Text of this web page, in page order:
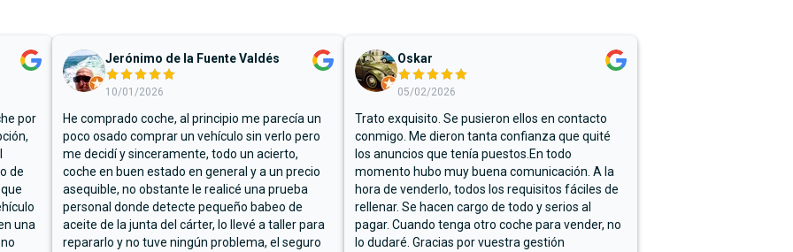
por
de
una
Jerónimo de la Fuente Valdés
10/01/2026
He comprado coche, al principio me parecía un
poco osado comprar un vehículo sin verlo pero
me decidí y sinceramente, todo un acierto,
coche en buen estado en general y a un precio
asequible, no obstante le realicé una prueba
personal donde detecte pequeño babeo de
aceite de la junta del cárter, lo llevé a taller para
repararlo y no tuve ningún problema, el seguro
Oskar
05/02/2026
Trato exquisito. Se pusieron ellos en contacto
conmigo. Me dieron tanta confianza que quité
los anuncios que tenía puestos.En todo
momento hubo muy buena comunicación. A la
hora de venderlo, todos los requisitos fáciles de
rellenar. Se hacen cargo de todo y serios al
pagar. Cuando tenga otro coche para vender, no
lo dudaré. Gracias por vuestra gestión